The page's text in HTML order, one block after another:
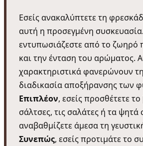
Εσείς ανακαλύπτετε τη
αυτή η προσεγμένη συσκευασία.
εντυπωσιάζεστε από το ζωηρό
και την ένταση του αρώματος.
χαρακτηριστικά φανερώνουν
διαδικασία αποξήρανσης των
Επιπλέον, εσείς προσθέτετε
σάλτσες, τις σαλάτες ή τα ψητά
αναβαθμίζετε άμεσα τη
Συνεπώς, εσείς προτιμάτε το